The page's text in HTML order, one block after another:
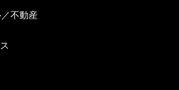
不動産